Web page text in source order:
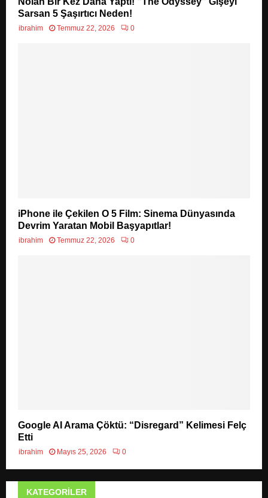
Sarsan 5 Şaşırtıcı Neden!
ibrahim Temmuz 22, 2026 0
iPhone ile Çekilen O 5 Film: Sinema Dünyasında
Devrim Yaratan Mobil Başyapıtlar!
ibrahim Temmuz 22, 2026 0
Google AI Arama Çöktü: “Disregard” Kelimesi Felç
Etti
ibrahim Mayıs 25, 2026 0
KATEGORILER